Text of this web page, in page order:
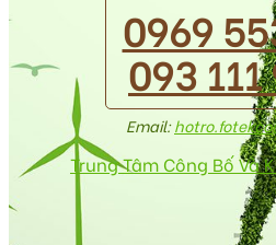
0969
093
Email:
Trung Tâm Công Bố Và